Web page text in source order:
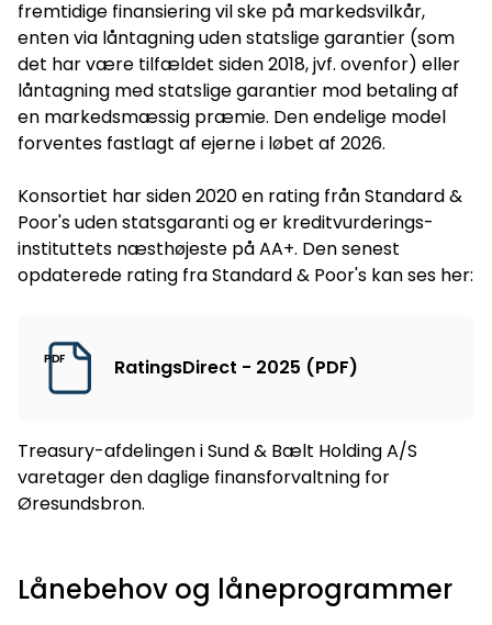
fremtidige finansiering vil ske på markedsvilkår,
enten via låntagning uden statslige garantier (som
det har være tilfældet siden 2018, jvf. ovenfor) eller
låntagning med statslige garantier mod betaling af
en markedsmæssig præmie. Den endelige model
forventes fastlagt af ejerne i løbet af 2026.
Konsortiet har siden 2020 en rating från Standard &
Poor's uden statsgaranti og er kreditvurderings-
instituttets næsthøjeste på AA+. Den senest
opdaterede rating fra Standard & Poor's kan ses her:
PDF RatingsDirect - 2025 (PDF)
Treasury-afdelingen i Sund & Bælt Holding A/S
varetager den daglige finansforvaltning for
Øresundsbron.
Lånebehov og låneprogrammer